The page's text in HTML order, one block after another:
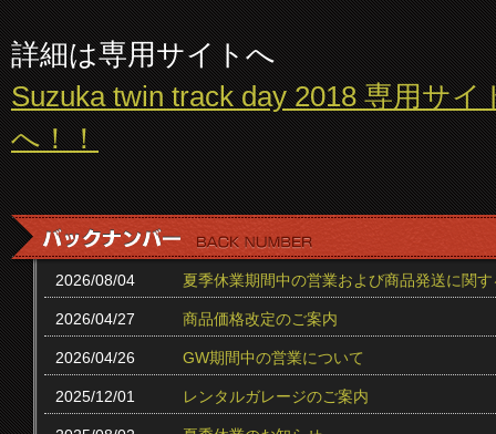
詳細は専用サイトへ
Suzuka twin track day 2018 専用サイ
へ！！
2026/08/04 夏季休業期間中の営業および商品発送に関
2026/04/27 商品価格改定のご案内
2026/04/26 GW期間中の営業について
2025/12/01 レンタルガレージのご案内